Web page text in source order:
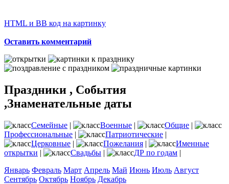
HTML и BB код на картинку
Оставить комментарий
Праздники , События
,Знаменательные даты
Семейные | Военные | Общие |
Профессиональные | Патриотические |
Церковные | Пожелания |
Именные
открытки | Свадьбы | ДР по годам |
Январь Февраль Март Апрель Май Июнь Июль Август
Сентябрь Октябрь Ноябрь Декабрь